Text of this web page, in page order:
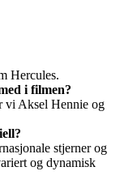
Hercules.
i filmen?
vi Aksel Hennie og
stjerner og
og dynamisk